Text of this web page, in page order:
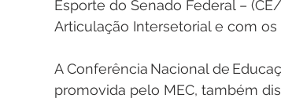
Esporte do Senado Federal –
Articulação Intersetorial e com os
A Conferência Nacional de
promovida pelo MEC, também